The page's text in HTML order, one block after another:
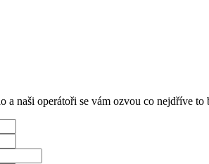
a naši operátoři se vám ozvou co nejdříve to